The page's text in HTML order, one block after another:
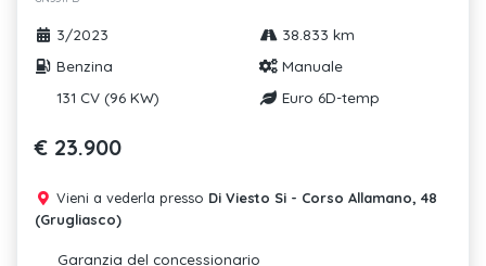
3/2023
38.833 km
Benzina
Manuale
131 CV (96 KW)
Euro 6D-temp
€ 23.900
Vieni a vederla presso Di Viesto Si - Corso Allamano, 48
(Grugliasco)
Garanzia del concessionario